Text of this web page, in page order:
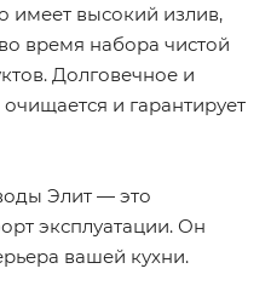
имеет высокий излив,
время набора чистой
Долговечное и
и гарантирует
Элит — это
эксплуатации. Он
вашей кухни.